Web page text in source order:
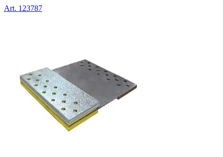
Art. 123787